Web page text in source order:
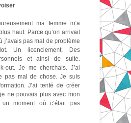
ma femme m’a
haut. Parce qu’on arrivait
j’avais pas mal de problème
Un licenciement. Des
et ainsi de suite.
out. Je me cherchais. J’ai
pas mal de chose. Je suis
J’ai tenté de créer
ne pouvais plus avec mon
moment où c’était pas